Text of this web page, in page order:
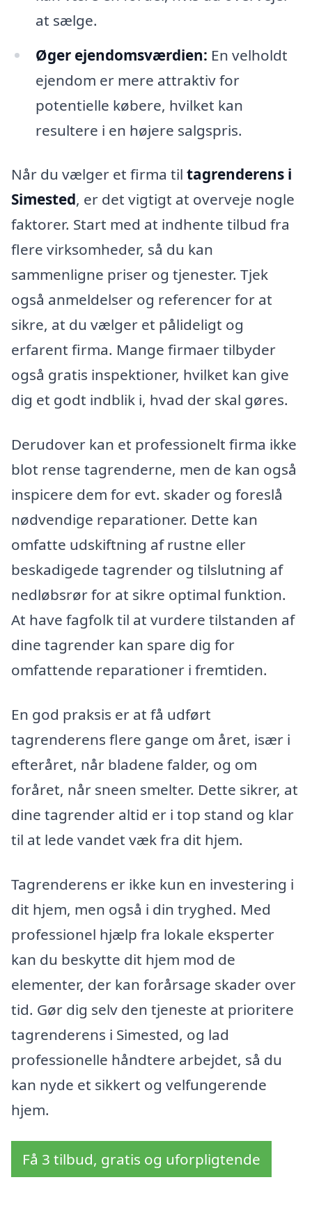
at sælge.
Øger ejendomsværdien: En velholdt
ejendom er mere attraktiv for
potentielle købere, hvilket kan
resultere i en højere salgspris.
Når du vælger et firma til tagrenderens i
Simested, er det vigtigt at overveje nogle
faktorer. Start med at indhente tilbud fra
flere virksomheder, så du kan
sammenligne priser og tjenester. Tjek
også anmeldelser og referencer for at
sikre, at du vælger et pålideligt og
erfarent firma. Mange firmaer tilbyder
også gratis inspektioner, hvilket kan give
dig et godt indblik i, hvad der skal gøres.
Derudover kan et professionelt firma ikke
blot rense tagrenderne, men de kan også
inspicere dem for evt. skader og foreslå
nødvendige reparationer. Dette kan
omfatte udskiftning af rustne eller
beskadigede tagrender og tilslutning af
nedløbsrør for at sikre optimal funktion.
At have fagfolk til at vurdere tilstanden af
dine tagrender kan spare dig for
omfattende reparationer i fremtiden.
En god praksis er at få udført
tagrenderens flere gange om året, især i
efteråret, når bladene falder, og om
foråret, når sneen smelter. Dette sikrer, at
dine tagrender altid er i top stand og klar
til at lede vandet væk fra dit hjem.
Tagrenderens er ikke kun en investering i
dit hjem, men også i din tryghed. Med
professionel hjælp fra lokale eksperter
kan du beskytte dit hjem mod de
elementer, der kan forårsage skader over
tid. Gør dig selv den tjeneste at prioritere
tagrenderens i Simested, og lad
professionelle håndtere arbejdet, så du
kan nyde et sikkert og velfungerende
hjem.
Få 3 tilbud, gratis og uforpligtende